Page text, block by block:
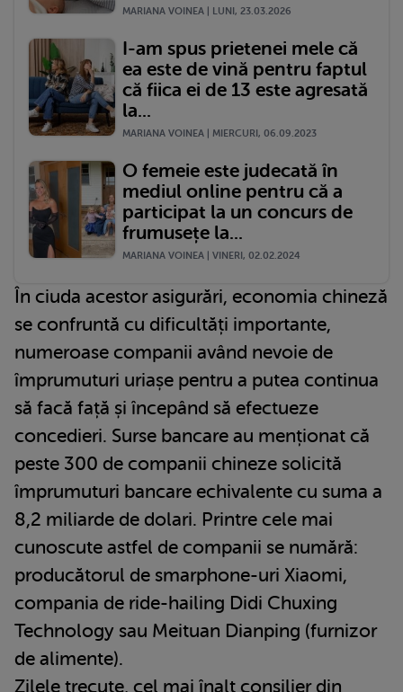
MARIANA VOINEA | LUNI, 23.03.2026
I-am spus prietenei mele că
ea este de vină pentru faptul
că fiica ei de 13 este agresată
la...
MARIANA VOINEA | MIERCURI, 06.09.2023
O femeie este judecată în
mediul online pentru că a
participat la un concurs de
frumusețe la...
MARIANA VOINEA | VINERI, 02.02.2024
În ciuda acestor asigurări, economia chineză
se confruntă cu dificultăți importante,
numeroase companii având nevoie de
împrumuturi uriașe pentru a putea continua
să facă față și începând să efectueze
concedieri. Surse bancare au menționat că
peste 300 de companii chineze solicită
împrumuturi bancare echivalente cu suma a
8,2 miliarde de dolari. Printre cele mai
cunoscute astfel de companii se numără:
producătorul de smarphone-uri Xiaomi,
compania de ride-hailing Didi Chuxing
Technology sau Meituan Dianping (furnizor
de alimente).
Zilele trecute, cel mai înalt consilier din